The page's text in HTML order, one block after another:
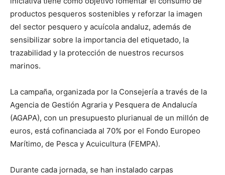
productos pesqueros sostenibles y reforzar la imagen
del sector pesquero y acuícola andaluz, además de
sensibilizar sobre la importancia del etiquetado, la
trazabilidad y la protección de nuestros recursos
marinos.
La campaña, organizada por la Consejería a través de la
Agencia de Gestión Agraria y Pesquera de Andalucía
(AGAPA), con un presupuesto plurianual de un millón de
euros, está cofinanciada al 70% por el Fondo Europeo
Marítimo, de Pesca y Acuicultura (FEMPA).
Durante cada jornada, se han instalado carpas